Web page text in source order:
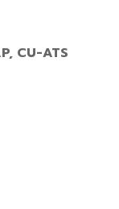
CU-ATS